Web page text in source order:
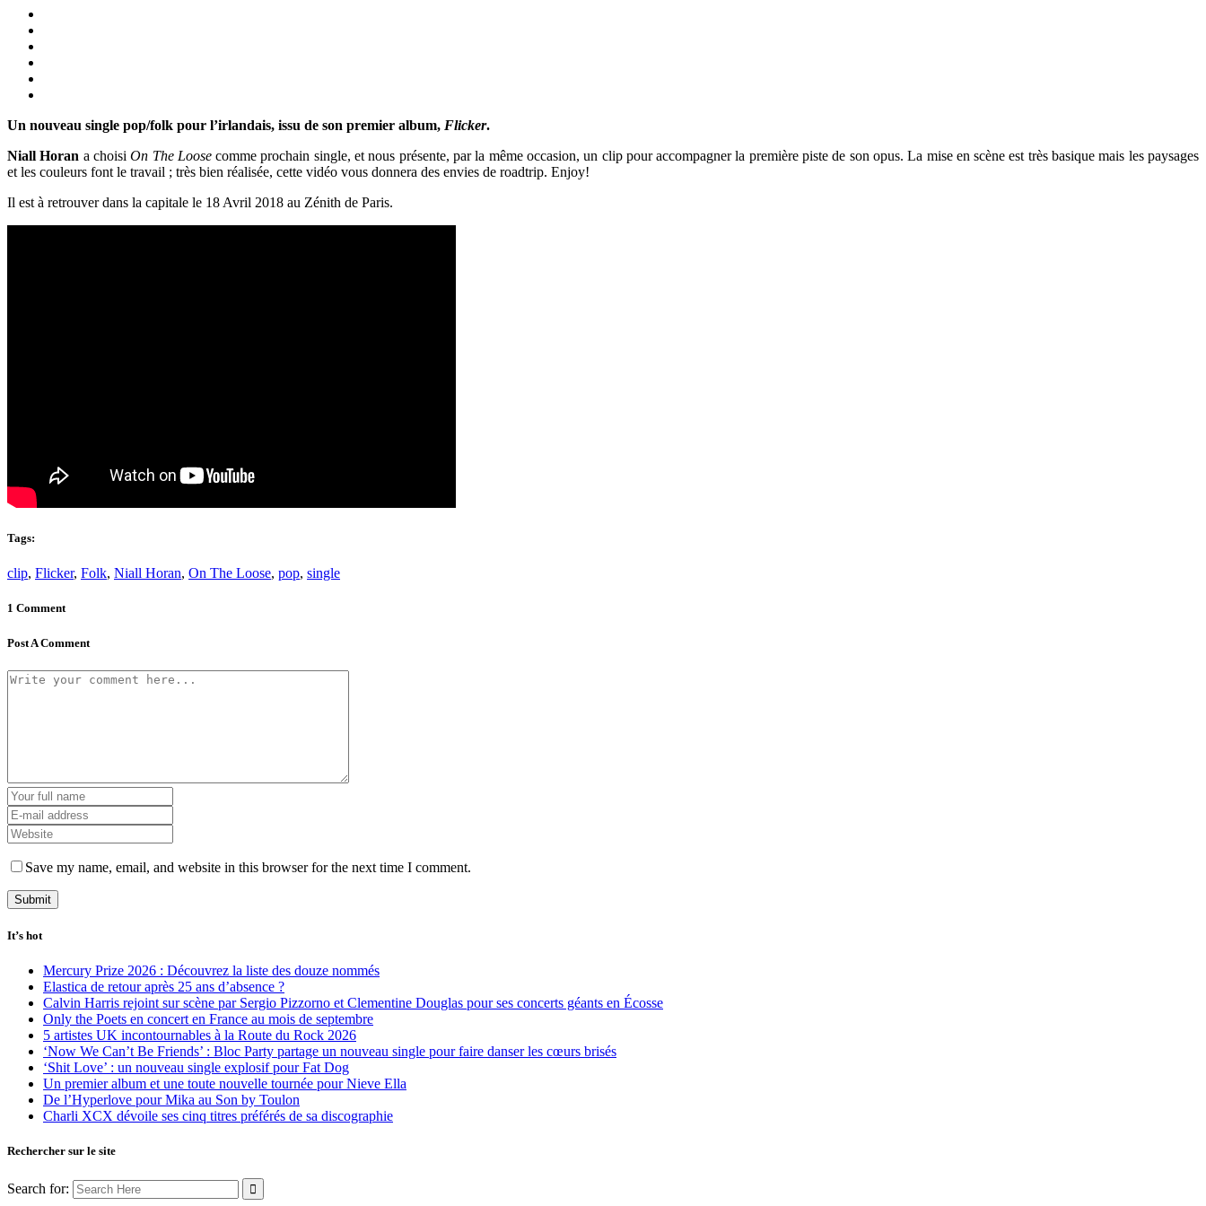
Un nouveau single pop/folk pour l’irlandais, issu de son premier album, Flicker.
Niall Horan a choisiOn The Loosecomme prochain single, et nous présente, par la même occasion, un clip pour accompagner la première piste de son opus. La mise en scène est très basique mais les paysages
et les couleurs font le travail ; très bien réalisée, cette vidéo vous donnera des envies de roadtrip. Enjoy!
Il est à retrouver dans la capitale le 18 Avril 2018 au Zénith de Paris.
Tags:
clip, Flicker, Folk, Niall Horan, On The Loose, pop, single
1 Comment
Post A Comment
Save my name, email, and website in this browser for the next time I comment.
It’s hot
Mercury Prize 2026 : Découvrez la liste des douze nommés
Elastica de retour après 25 ans d’absence ?
Calvin Harris rejoint sur scène par Sergio Pizzorno et Clementine Douglas pour ses concerts géants en Écosse
Only the Poets en concert en France au mois de septembre
5 artistes UK incontournables à la Route du Rock 2026
‘Now We Can’t Be Friends’ : Bloc Party partage un nouveau single pour faire danser les cœurs brisés
‘Shit Love’ : un nouveau single explosif pour Fat Dog
Un premier album et une toute nouvelle tournée pour Nieve Ella
De l’Hyperlove pour Mika au Son by Toulon
Charli XCX dévoile ses cinq titres préférés de sa discographie
Rechercher sur le site
Search for: